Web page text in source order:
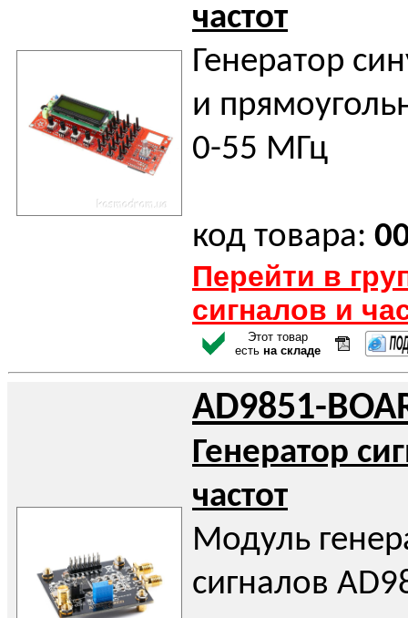
частот
Генератор
и
0-55 МГц
код товара:
Перейти в
сигналов и
Этот товар
есть на складе
AD9851-
Генератор
частот
Модуль
сигналов